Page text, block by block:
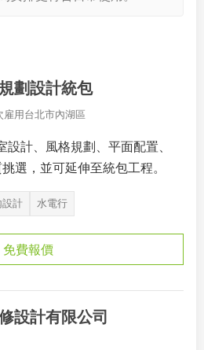
劃設計統包
雇用 台北市內湖區
設計、風格規劃、平面配置、
選，並可延伸至統包工程。
設計 水電行
免費報價
設計有限公司